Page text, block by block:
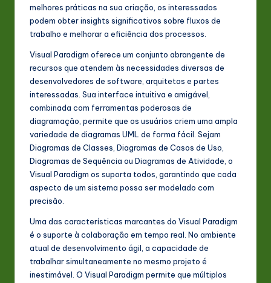
melhores práticas na sua criação, os interessados
podem obter insights significativos sobre fluxos de
trabalho e melhorar a eficiência dos processos.
Visual Paradigm oferece um conjunto abrangente de
recursos que atendem às necessidades diversas de
desenvolvedores de software, arquitetos e partes
interessadas. Sua interface intuitiva e amigável,
combinada com ferramentas poderosas de
diagramação, permite que os usuários criem uma ampla
variedade de diagramas UML de forma fácil. Sejam
Diagramas de Classes, Diagramas de Casos de Uso,
Diagramas de Sequência ou Diagramas de Atividade, o
Visual Paradigm os suporta todos, garantindo que cada
aspecto de um sistema possa ser modelado com
precisão.
Uma das características marcantes do Visual Paradigm
é o suporte à colaboração em tempo real. No ambiente
atual de desenvolvimento ágil, a capacidade de
trabalhar simultaneamente no mesmo projeto é
inestimável. O Visual Paradigm permite que múltiplos